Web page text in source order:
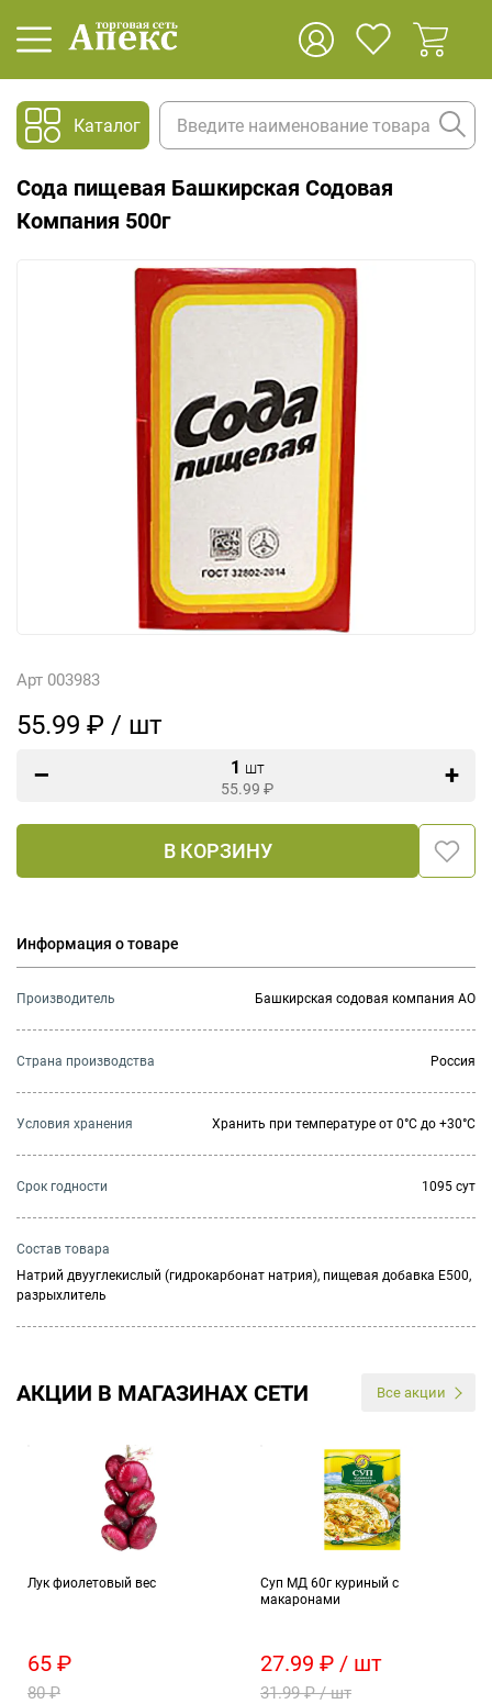
Каталог
Сода пищевая Башкирская Содовая
Компания 500г
Арт 003983
55.99 ₽ / шт
1 шт
55.99 ₽
В КОРЗИНУ
Информация о товаре
Производитель Башкирская содовая компания АО
Страна производства Россия
Условия хранения Хранить при температуре от 0°С до +30°С
Cрок годности 1095 сут
Состав товара
Натрий двууглекислый (гидрокарбонат натрия), пищевая добавка Е500,
разрыхлитель
АКЦИИ В МАГАЗИНАХ СЕТИ Все акции
Лук фиолетовый вес
65 ₽
80 ₽
Суп МД 60г куриный с
макаронами
27.99 ₽ / шт
31.99 ₽ / шт